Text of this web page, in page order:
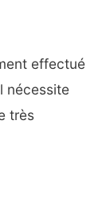
effectué
nécessite
très